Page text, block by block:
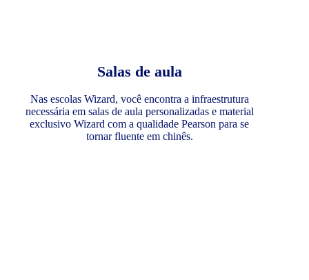
Salas de aula
Nas escolas Wizard, você encontra a infraestrutura
necessária em salas de aula personalizadas e material
exclusivo Wizard com a qualidade Pearson para se
tornar fluente em chinês.